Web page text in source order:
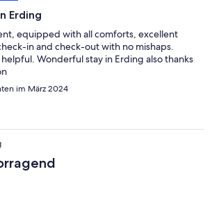
Erding
equipped with all comforts, excellent
in and check-out with no mishaps.
Wonderful stay in Erding also thanks
im März 2024